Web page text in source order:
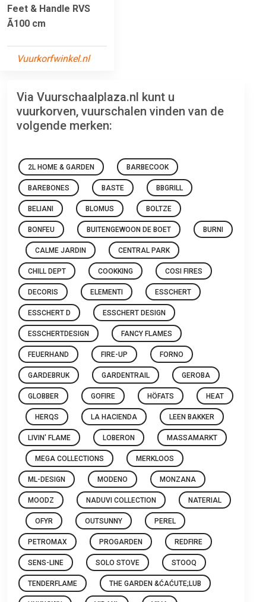
Feet & Handle RVS
Ã100 cm
Vuurkorfwinkel.nl
Via Vuurschaalplaza.nl kunt u
vuurkorven, vuurschalen vinden van de
volgende merken:
2L HOME & GARDEN BARBECOOK
BAREBONES BASTE BBGRILL
BELIANI BLOMUS BOLTZE
BONFEU BUITENGEWOON DE BOET BURNI
CALME JARDIN CENTRAL PARK
CHILL DEPT COOKKING COSI FIRES
DECORIS ELEMENTI ESSCHERT
ESSCHERT D ESSCHERT DESIGN
ESSCHERTDESIGN FANCY FLAMES
FEUERHAND FIRE-UP FORNO
GARDEBRUK GARDENTRAIL GEROBA
GLOBBER GOFIRE HÖFATS HEAT
HERQS LA HACIENDA LEEN BAKKER
LIVIN' FLAME LOBERON MASSAMARKT
MEGA COLLECTIONS MERKLOOS
ML-DESIGN MODENO MONZANA
MOODZ NADUVI COLLECTION NATERIAL
OFYR OUTSUNNY PEREL
PETROMAX PROGARDEN REDFIRE
SENS-LINE SOLO STOVE STOOQ
TENDERFLAME THE GARDEN &ĆAĆUTE;LUB